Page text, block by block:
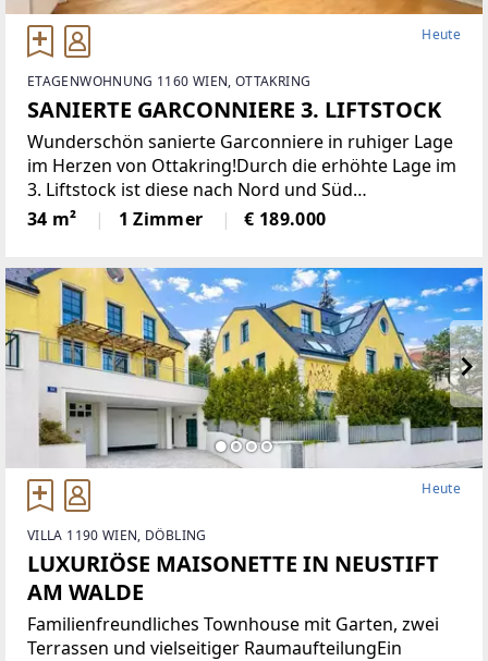
Heute
ETAGENWOHNUNG 1160 WIEN, OTTAKRING
SANIERTE GARCONNIERE 3. LIFTSTOCK
Wunderschön sanierte Garconniere in ruhiger Lage
im Herzen von Ottakring!Durch die erhöhte Lage im
3. Liftstock ist diese nach Nord und Süd
ausgerichtete Wohnung sehr hell und bietet eine
angenehme Wohnatmosphäre. Sie verfügt über
34 m² 1 Zimmer € 189.000
Heute
VILLA 1190 WIEN, DÖBLING
LUXURIÖSE MAISONETTE IN NEUSTIFT
AM WALDE
Familienfreundliches Townhouse mit Garten, zwei
Terrassen und vielseitiger RaumaufteilungEin